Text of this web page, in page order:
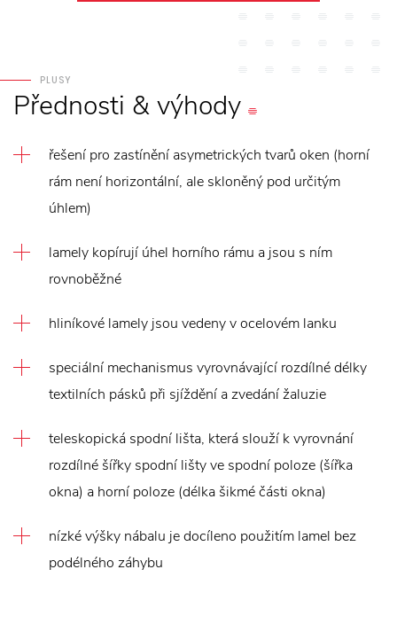
PLUSY
Přednosti &výhody
řešení pro zastínění asymetrických tvarů oken (horní
rám není horizontální, ale skloněný pod určitým
úhlem)
lamely kopírují úhel horního rámu a jsou s ním
rovnoběžné
hliníkové lamely jsou vedeny v ocelovém lanku
speciální mechanismus vyrovnávající rozdílné délky
textilních pásků při sjíždění a zvedání žaluzie
teleskopická spodní lišta, která slouží k vyrovnání
rozdílné šířky spodní lišty ve spodní poloze (šířka
okna) a horní poloze (délka šikmé části okna)
nízké výšky nábalu je docíleno použitím lamel bez
podélného záhybu